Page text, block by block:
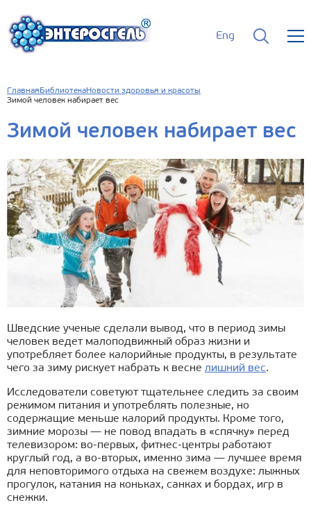
Eng
Главная БиблиотекаНовости здоровья и красоты
Зимой человек набирает вес
Зимой человек набирает вес
Шведские ученые сделали вывод, что в период зимы
человек ведет малоподвижный образ жизни и
употребляет более калорийные продукты, в результате
чего за зиму рискует набрать к весне лишний вес.
Исследователи советуют тщательнее следить за своим
режимом питания и употреблять полезные, но
содержащие меньше калорий продукты. Кроме того,
зимние морозы — не повод впадать в «спячку» перед
телевизором: во-первых, фитнес-центры работают
круглый год, а во-вторых, именно зима — лучшее время
для неповторимого отдыха на свежем воздухе: лыжных
прогулок, катания на коньках, санках и бордах, игр в
снежки.